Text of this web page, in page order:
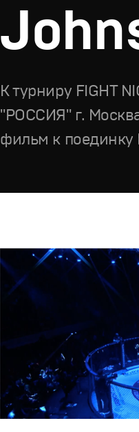
К турниру FIGHT
"РОССИЯ" г.
фильм к